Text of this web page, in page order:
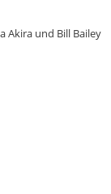
Akira und Bill Bailey